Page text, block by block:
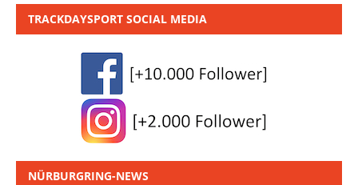
TRACKDAYSPORT SOCIAL MEDIA
NÜRBURGRING-NEWS